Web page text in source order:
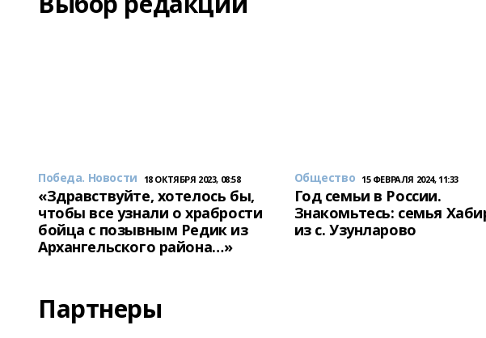
Победа. Новости 18 ОКТЯБРЯ 2023, 08:58
«Здравствуйте, хотелось бы,
чтобы все узнали о храбрости
бойца с позывным Редик из
Архангельского района…»
Общество 15 ФЕВРАЛЯ 2024, 11:33
Год семьи в России.
Знакомьтесь: семья
из с. Узунларово
Партнеры